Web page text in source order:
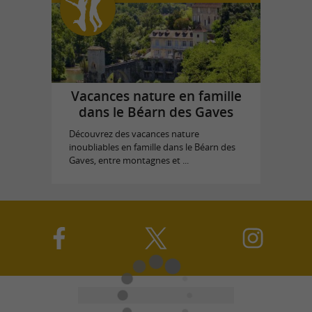
Vacances nature en famille
dans le Béarn des Gaves
Découvrez des vacances nature
inoubliables en famille dans le Béarn des
Gaves, entre montagnes et ...